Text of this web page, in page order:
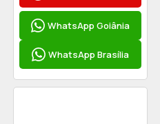
WhatsApp Goiânia
WhatsApp Brasília